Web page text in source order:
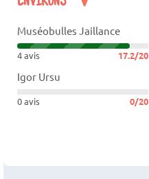
Muséobulles Jaillance
4 avis 17.2/20
Igor Ursu
0 avis 0/20